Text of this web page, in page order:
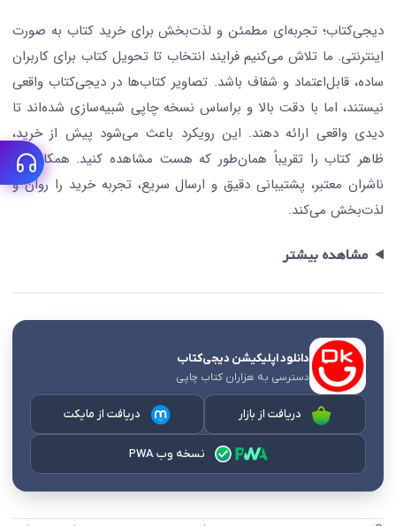
کتابیاب
دیجی‌کتاب؛ تجربه‌ای مطمئن و لذت‌بخش برای خرید کتاب به صورت
اینترنتی. ما تلاش می‌کنیم فرایند انتخاب تا تحویل کتاب برای کاربران
ساده، قابل‌اعتماد و شفاف باشد. تصاویر کتاب‌ها در دیجی‌کتاب واقعی
نیستند، اما با دقت بالا و براساس نسخه چاپی شبیه‌سازی شده‌اند تا
دیدی واقعی ارائه دهند. این رویکرد باعث می‌شود پیش از خرید،
ظاهر کتاب را تقریباً همان‌طور که هست مشاهده کنید. همکاری با
ناشران معتبر، پشتیبانی دقیق و ارسال سریع، تجربه خرید را روان و
لذت‌بخش می‌کند.
مشاهده بیشتر
دانلود اپلیکیشن دیجی‌کتاب
دسترسی به هزاران کتاب چاپی
دریافت از بازار دریافت از مایکت
نسخه وب PWA